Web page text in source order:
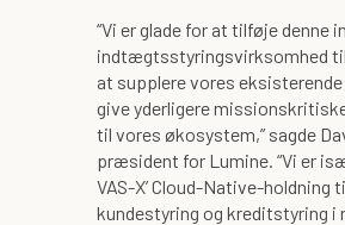
“Vi er glade for at tilføje denne
indtægtsstyringsvirksomhed
at supplere vores
give yderligere
til vores økosystem,” sagde
præsident for Lumine. “Vi er
VAS-X’ Cloud-Native-holdning
kundestyring og kreditstyring i